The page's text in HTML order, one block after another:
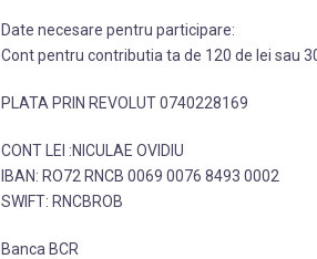
Date necesare pentru participare:
Cont pentru contributia ta de 120 de lei sau
PLATA PRIN REVOLUT 0740228169
CONT LEI :NICULAE OVIDIU
IBAN: RO72 RNCB 0069 0076 8493 0002
SWIFT: RNCBROB
Banca BCR